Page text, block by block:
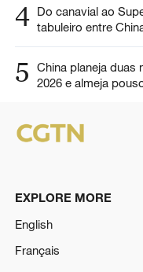
4 Do canavial ao
tabuleiro entre
5
China planeja duas
2026 e almeja
EXPLORE MORE
English
Français